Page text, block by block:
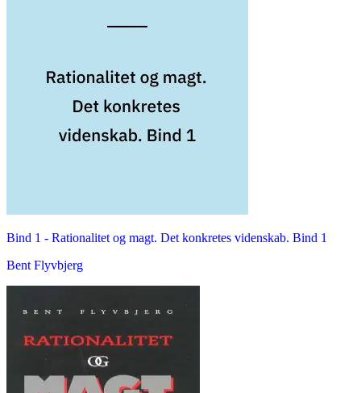
Bind 1 - Rationalitet og magt. Det konkretes videnskab. Bind 1
Bent Flyvbjerg